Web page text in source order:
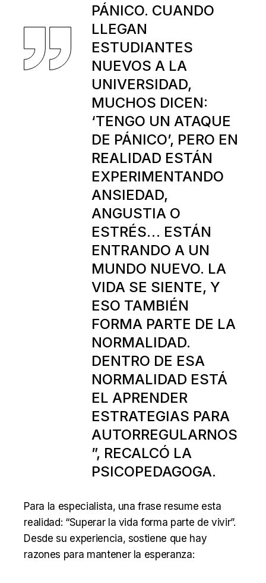
PÁNICO. CUANDO
LLEGAN
ESTUDIANTES
NUEVOS A LA
UNIVERSIDAD,
MUCHOS DICEN:
‘TENGO UN ATAQUE
DE PÁNICO’, PERO EN
REALIDAD ESTÁN
EXPERIMENTANDO
ANSIEDAD,
ANGUSTIA O
ESTRÉS… ESTÁN
ENTRANDO A UN
MUNDO NUEVO. LA
VIDA SE SIENTE, Y
ESO TAMBIÉN
FORMA PARTE DE LA
NORMALIDAD.
DENTRO DE ESA
NORMALIDAD ESTÁ
EL APRENDER
ESTRATEGIAS PARA
AUTORREGULARNOS
”, RECALCÓ LA
PSICOPEDAGOGA.
Para la especialista, una frase resume esta
realidad: “Superar la vida forma parte de vivir”.
Desde su experiencia, sostiene que hay
razones para mantener la esperanza: